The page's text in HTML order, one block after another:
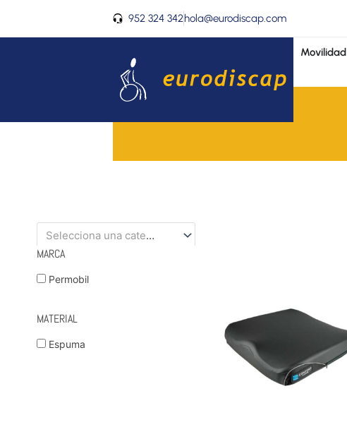
contenido
952 324 342hola@eurodiscap.com
Movilidad
Selecciona una categoría
MARCA
Permobil
MATERIAL
Espuma